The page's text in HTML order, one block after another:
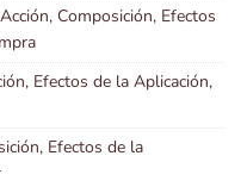
Composición, Efectos
Efectos de la Aplicación,
Efectos de la